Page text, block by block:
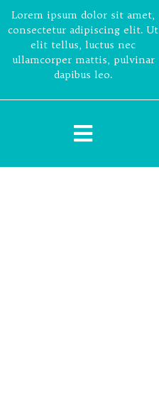
Lorem ipsum dolor sit amet,
consectetur adipiscing elit. Ut
elit tellus, luctus nec
ullamcorper mattis, pulvinar
dapibus leo.